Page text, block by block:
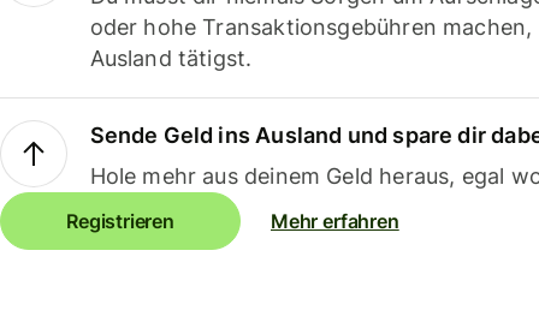
oder hohe Transaktionsgebühren
Ausland tätigst.
Sende Geld ins Ausland und spare dir
Hole mehr aus deinem Geld heraus, egal
Registrieren Mehr erfahren